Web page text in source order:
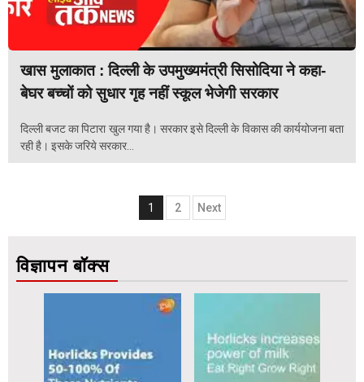
खास मुलाकात : दिल्ली के उपमुख्यमंत्री सिसोदिया ने कहा-
बेघर बच्चों को सुधार गृह नहीं स्कूल भेजेगी सरकार
दिल्ली बजट का पिटारा खुल गया है। सरकार इसे दिल्ली के विकास की कार्ययोजना बता
रही है। इसके जरिये सरकार...
Posts
1 2 Next
विज्ञापन बॉक्स